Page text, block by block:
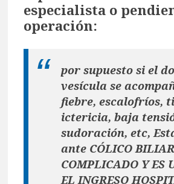
especialista o
operación:
por supuesto si el
vesícula se
fiebre, escalofríos,
ictericia, baja
sudoración, etc,
ante CÓLICO BILIAR
COMPLICADO Y ES
EL INGRESO